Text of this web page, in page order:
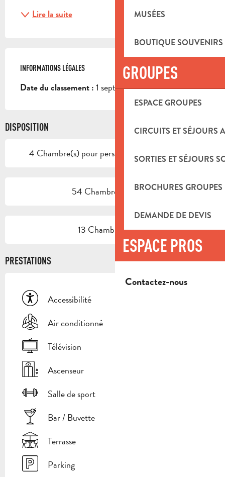
MUSÉES
BOUTIQUE
GROUPES
ESPACE GROUPES
CIRCUITS ET SÉJOURS
SORTIES ET SÉJOURS
BROCHURES GROUPES
DEMANDE DE DEVIS
ESPACE PROS
Contactez-nous
Lire la suite
INFORMATIONS LÉGALES
INFORMATIONS LÉGALES
Date du classement : 1 sept. 2025
DISPOSITION
4 Chambre(s) pour personne à mobilité réduite
54 Chambre(s) double
13 Chambre(s) twin
PRESTATIONS
Accessibilité
Air conditionné
Télévision
Ascenseur
Salle de sport
Bar / Buvette
Terrasse
Parking